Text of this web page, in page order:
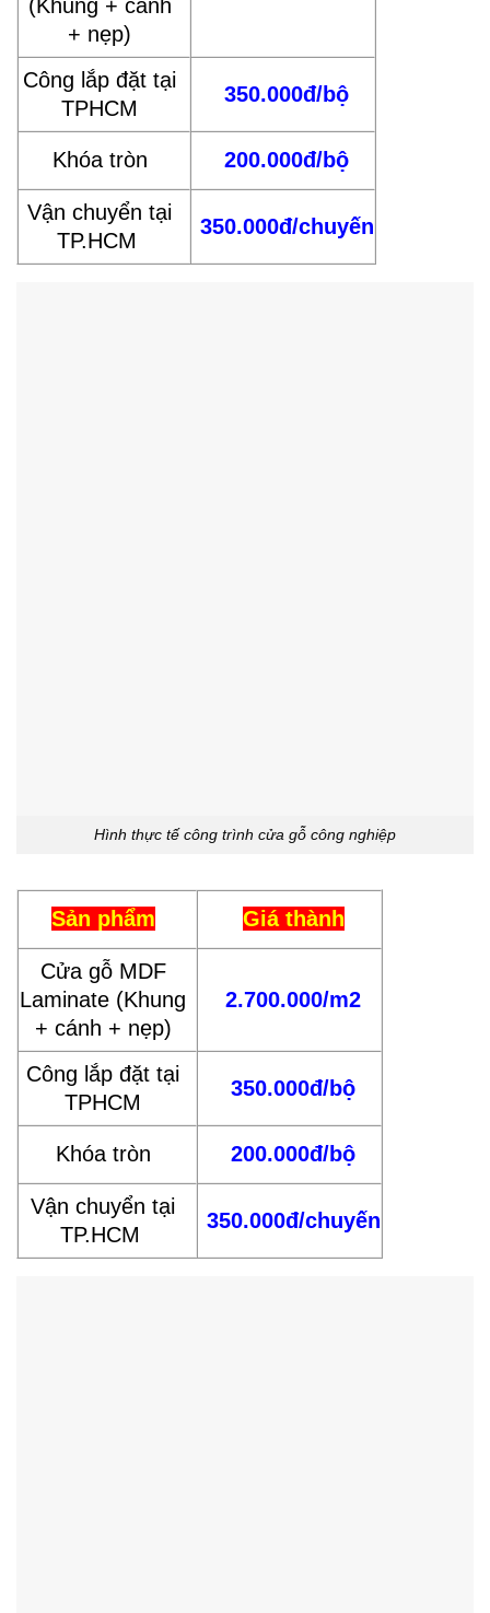
(Khung + cánh
+ nẹp)
Công lắp đặt tại
TPHCM
350.000đ/bộ
Khóa tròn 200.000đ/bộ
Vận chuyển tại
TP.HCM
350.000đ/chuyến
Hình thực tế công trình cửa gỗ công nghiệp
Sản phẩm Giá thành
Cửa gỗ MDF
Laminate (Khung
+ cánh + nẹp)
2.700.000/m2
Công lắp đặt tại
TPHCM
350.000đ/bộ
Khóa tròn 200.000đ/bộ
Vận chuyển tại
TP.HCM
350.000đ/chuyến